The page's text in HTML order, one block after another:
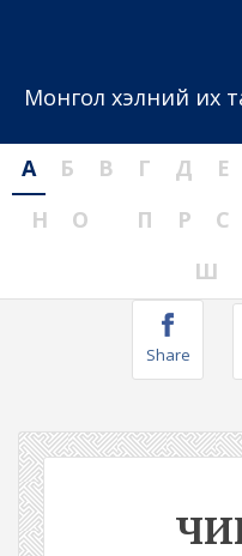
Монгол хэлний их
А Б В Г Д Е
Н
О П Р С
Ш
Share